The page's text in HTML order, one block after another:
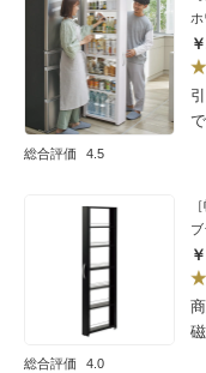
総合評価 4.5
ホ
総合評価 4.0
ブ